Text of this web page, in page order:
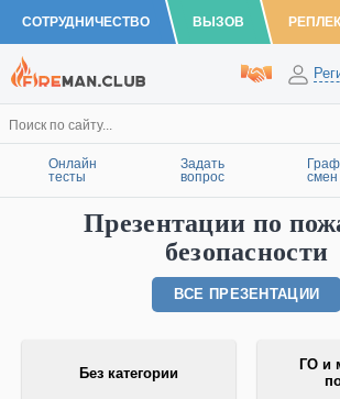
СОТРУДНИЧЕСТВО ВЫЗОВ
Онлайн
тесты
Задать
вопрос
смен
Презентации по
безопасности
ВСЕ ПРЕЗЕНТАЦИИ
Без категории
ГО и